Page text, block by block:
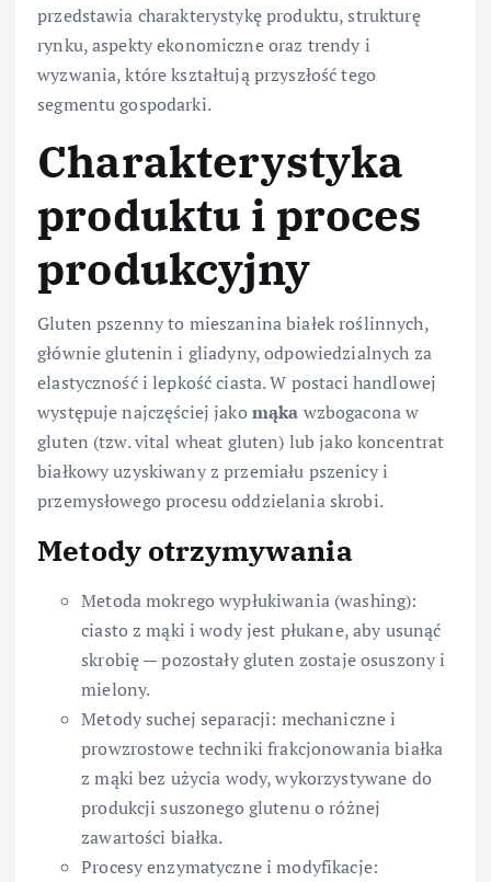
przedstawia charakterystykę produktu, strukturę
rynku, aspekty ekonomiczne oraz trendy i
wyzwania, które kształtują przyszłość tego
segmentu gospodarki.
Charakterystyka
produktu i proces
produkcyjny
Gluten pszenny to mieszanina białek roślinnych,
głównie glutenin i gliadyny, odpowiedzialnych za
elastyczność i lepkość ciasta. W postaci handlowej
występuje najczęściej jakomąka wzbogacona w
gluten (tzw. vital wheat gluten) lub jako koncentrat
białkowy uzyskiwany z przemiału pszenicy i
przemysłowego procesu oddzielania skrobi.
Metody otrzymywania
Metoda mokrego wypłukiwania (washing):
ciasto z mąki i wody jest płukane, aby usunąć
skrobię — pozostały gluten zostaje osuszony i
mielony.
Metody suchej separacji: mechaniczne i
prowzrostowe techniki frakcjonowania białka
z mąki bez użycia wody, wykorzystywane do
produkcji suszonego glutenu o różnej
zawartości białka.
Procesy enzymatyczne i modyfikacje: